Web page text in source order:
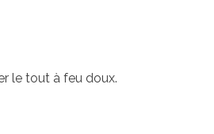
le tout à feu doux.